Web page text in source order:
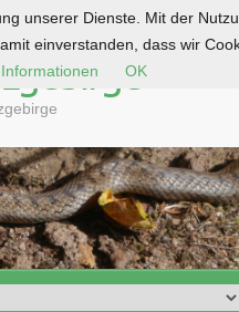
unserer Dienste. Mit der
einverstanden, dass wir
OK